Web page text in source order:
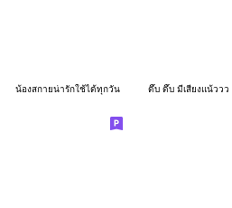
น้องสกายน่ารักใช้ได้ทุกวัน